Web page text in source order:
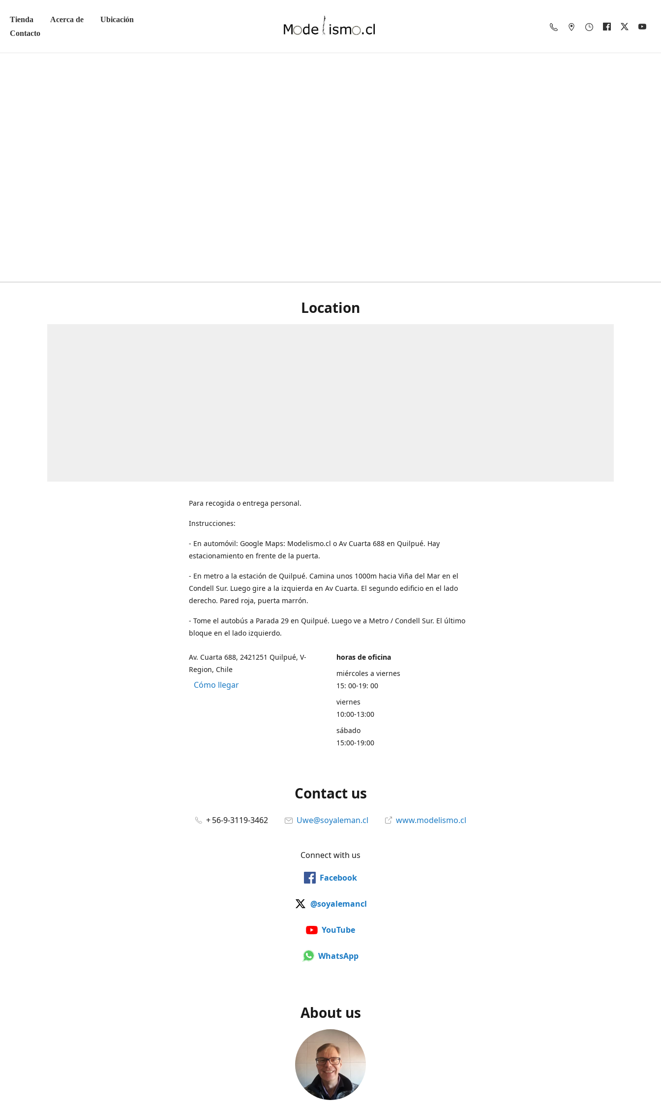
Tienda Acerca de
Ubicación
Contacto
Location
Para recogida o entrega personal.
Instrucciones:
- En automóvil: Google Maps: Modelismo.cl o Av Cuarta 688 en Quilpué. Hay
estacionamiento en frente de la puerta.
- En metro a la estación de Quilpué. Camina unos 1000m hacia Viña del Mar en el
Condell Sur. Luego gire a la izquierda en Av Cuarta. El segundo edificio en el lado
derecho. Pared roja, puerta marrón.
- Tome el autobús a Parada 29 en Quilpué. Luego ve a Metro / Condell Sur. El último
bloque en el lado izquierdo.
Av. Cuarta 688, 2421251 Quilpué, V-
Region, Chile
Cómo llegar
horas de oficina
miércoles a viernes
15: 00-19: 00
viernes
10:00-13:00
sábado
15:00-19:00
Contact us
+ 56-9-3119-3462 Uwe@soyaleman.cl www.modelismo.cl
Connect with us
Facebook
@soyalemancl
YouTube
WhatsApp
About us